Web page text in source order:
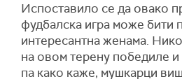
Испоставило се да овако
фудбалска игра може бити
интересантна женама.
на овом терену победиле и
па како каже, мушкарци